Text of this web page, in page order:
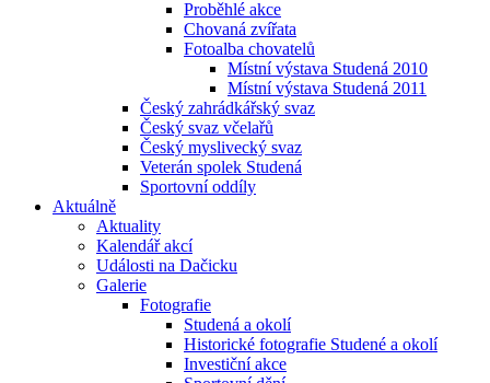
Proběhlé akce
Chovaná zvířata
Fotoalba chovatelů
Místní výstava Studená 2010
Místní výstava Studená 2011
Český zahrádkářský svaz
Český svaz včelařů
Český myslivecký svaz
Veterán spolek Studená
Sportovní oddíly
Aktuálně
Aktuality
Kalendář akcí
Události na Dačicku
Galerie
Fotografie
Studená a okolí
Historické fotografie Studené a okolí
Investiční akce